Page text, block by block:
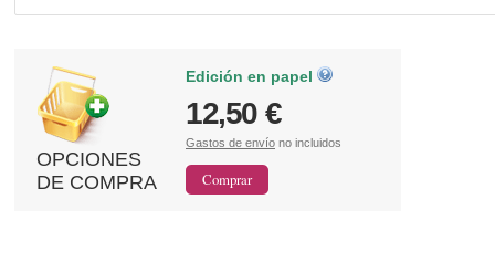
OPCIONES
DE COMPRA
Edición en papel
12,50 €
Gastos de envío no incluidos